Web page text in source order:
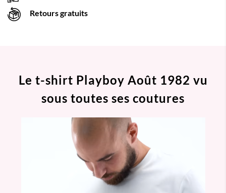
Retours gratuits
Le t-shirt Playboy Août 1982 vu
sous toutes ses coutures